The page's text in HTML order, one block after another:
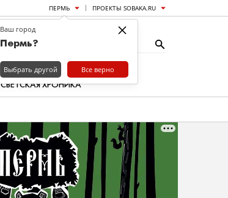
ПЕРМЬ ПРОЕКТЫ SOBAKA.RU
СВЕТСКАЯ ХРОНИКА
×
Ваш город
Пермь?
Выбрать другой Все верно